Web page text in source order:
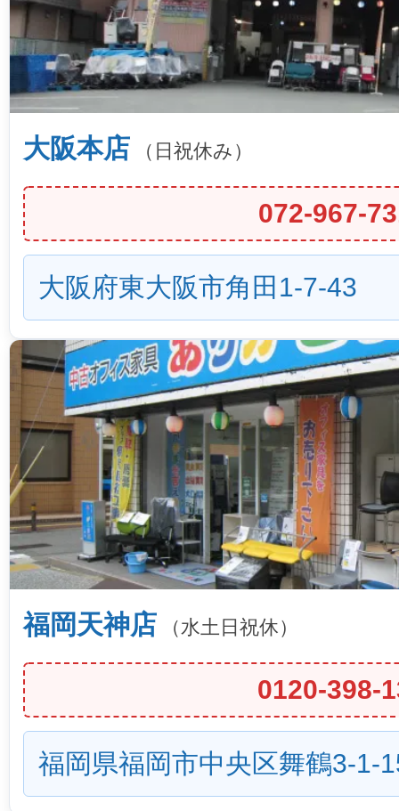
大阪本店 （日祝休み）
072-967-
大阪府東大阪市角田1-7-43
福岡天神店 （水土日祝休）
0120-398-
福岡県福岡市中央区舞鶴3-1-